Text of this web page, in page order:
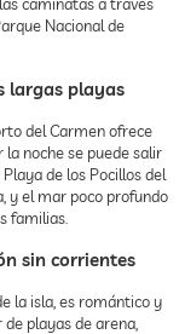
Nacional de
largas playas
del Carmen ofrece
noche se puede salir
de los Pocillos del
y el mar poco profundo
familias.
sin corrientes
la isla, es romántico y
playas de arena,